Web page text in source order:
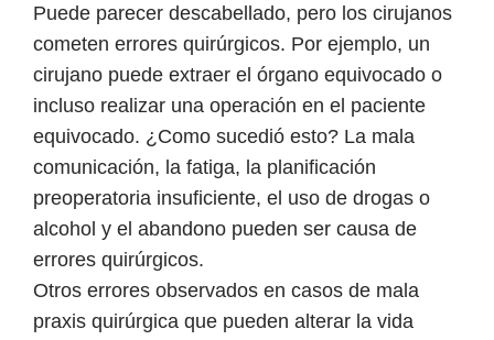
Puede parecer descabellado, pero los cirujanos
cometen errores quirúrgicos. Por ejemplo, un
cirujano puede extraer el órgano equivocado o
incluso realizar una operación en el paciente
equivocado. ¿Como sucedió esto? La mala
comunicación, la fatiga, la planificación
preoperatoria insuficiente, el uso de drogas o
alcohol y el abandono pueden ser causa de
errores quirúrgicos.
Otros errores observados en casos de mala
praxis quirúrgica que pueden alterar la vida